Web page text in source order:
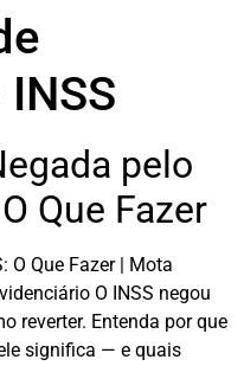
pelo
Que Fazer
O Que Fazer | Mota
O INSS negou
reverter. Entenda por que
significa — e quais